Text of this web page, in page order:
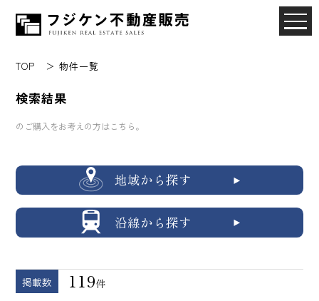
TOP 物件一覧
検索結果
のご購入をお考えの方はこちら。
地域から探す
沿線から探す
掲載数 119件